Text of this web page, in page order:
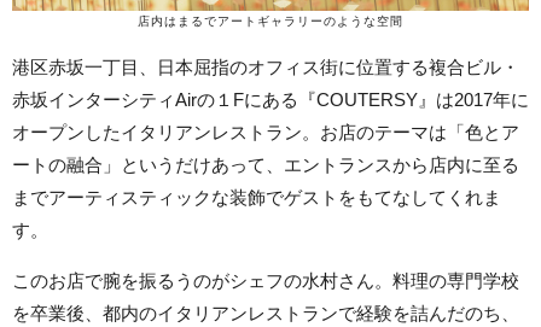
店内はまるでアートギャラリーのような空間
港区赤坂一丁目、日本屈指のオフィス街に位置する複合ビル・
赤坂インターシティAirの１Fにある『COUTERSY』は2017年に
オープンしたイタリアンレストラン。お店のテーマは「色とア
ートの融合」というだけあって、エントランスから店内に至る
までアーティスティックな装飾でゲストをもてなしてくれま
す。
このお店で腕を振るうのがシェフの水村さん。料理の専門学校
を卒業後、都内のイタリアンレストランで経験を詰んだのち、